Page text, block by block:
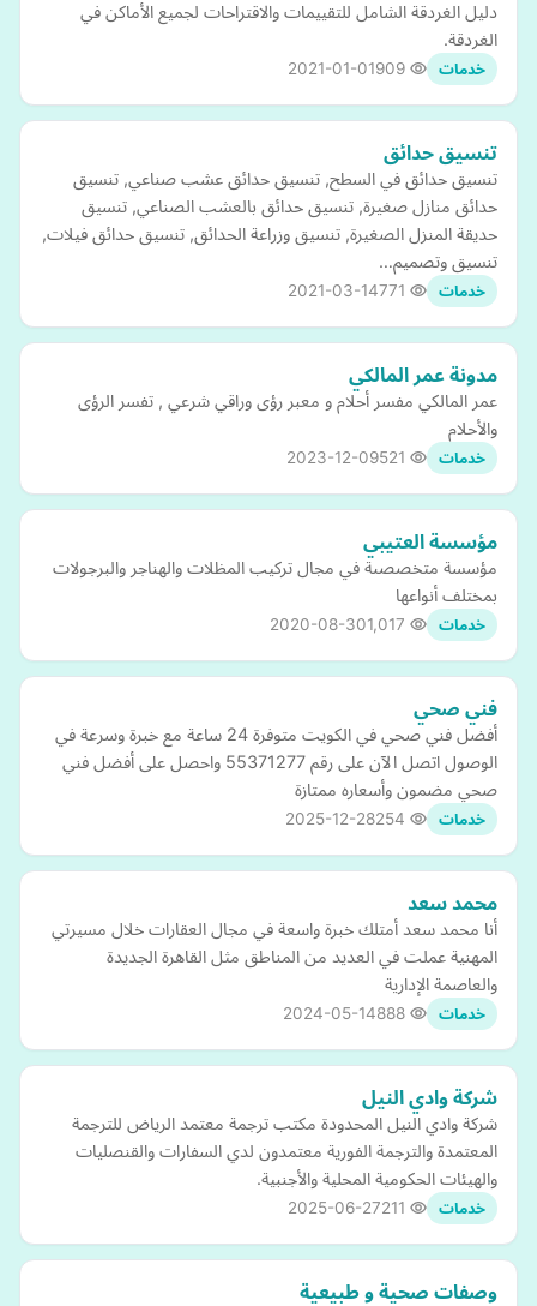
دليل الغردقة الشامل للتقييمات والاقتراحات لجميع الأماكن في
الغردقة.
خدمات 2021-01-01
تنسيق حدائق
تنسيق حدائق في السطح, تنسيق حدائق عشب صناعي, تنسيق
حدائق منازل صغيرة, تنسيق حدائق بالعشب الصناعي, تنسيق
حديقة المنزل الصغيرة, تنسيق وزراعة الحدائق, تنسيق حدائق فيلات,
تنسيق وتصميم…
خدمات 2021-03-14
مدونة عمر المالكي
عمر المالكي مفسر أحلام و معبر رؤى وراقي شرعي , تفسر الرؤى
والأحلام
خدمات 2023-12-09
مؤسسة العتيبي
مؤسسة متخصصىة في مجال تركيب المظلات والهناجر والبرجولات
بمختلف أنواعها
خدمات 2020-08-30
فني صحي
أفضل فني صحي في الكويت متوفرة 24 ساعة مع خبرة وسرعة في
الوصول اتصل الآن على رقم 55371277 واحصل على أفضل فني
صحي مضمون وأسعاره ممتازة
خدمات 2025-12-28
محمد سعد
أنا محمد سعد أمتلك خبرة واسعة في مجال العقارات خلال مسيرتي
المهنية عملت في العديد من المناطق مثل القاهرة الجديدة
والعاصمة الإدارية
خدمات 2024-05-14
شركة وادي النيل
شركة وادي النيل المحدودة مكتب ترجمة معتمد الرياض للترجمة
المعتمدة والترجمة الفورية معتمدون لدي السفارات والقنصليات
والهيئات الحكومية المحلية والأجنبية.
خدمات 2025-06-27
وصفات صحية و طبيعية